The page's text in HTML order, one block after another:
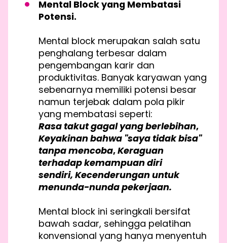
Mental Block yang Membatasi
Potensi.
Mental block merupakan salah satu
penghalang terbesar dalam
pengembangan karir dan
produktivitas. Banyak karyawan yang
sebenarnya memiliki potensi besar
namun terjebak dalam pola pikir
yang membatasi seperti:
Rasa takut gagal yang berlebihan,
Keyakinan bahwa "saya tidak bisa"
tanpa mencoba,Keraguan
terhadap kemampuan diri
sendiri, Kecenderungan untuk
menunda-nunda pekerjaan.
Mental block ini seringkali bersifat
bawah sadar, sehingga pelatihan
konvensional yang hanya menyentuh